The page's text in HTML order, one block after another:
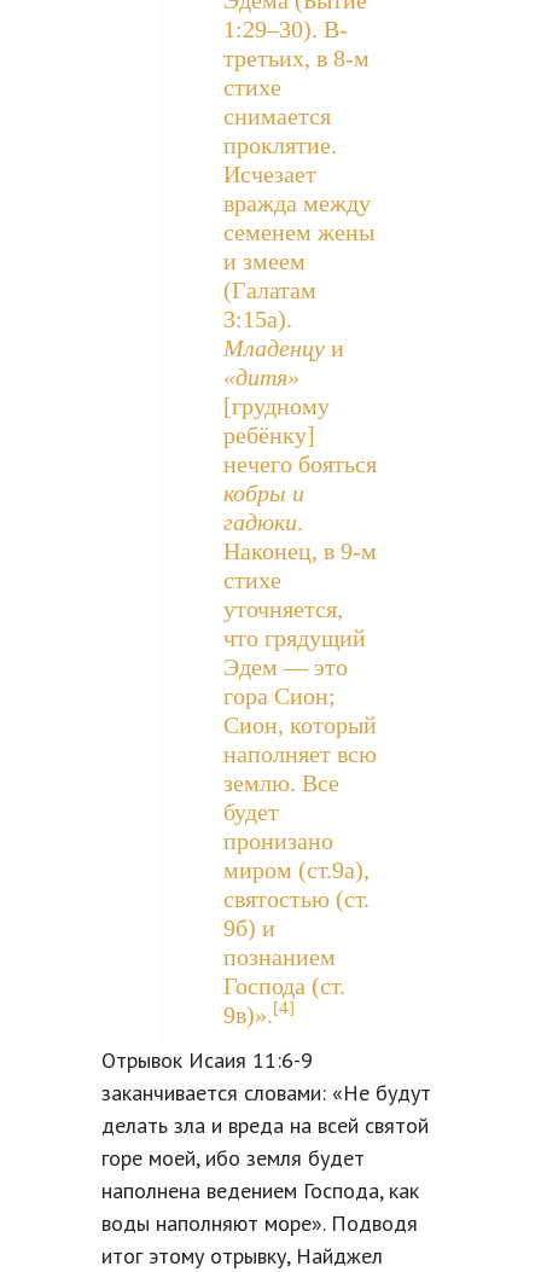
1:29–30). В-
третьих, в 8-м
стихе
снимается
проклятие.
Исчезает
вражда между
семенем жены
и змеем
(Галатам
3:15а).
Младенцу и
«дитя»
[грудному
ребёнку]
нечего бояться
кобры и
гадюки.
Наконец, в 9-м
стихе
уточняется,
что грядущий
Эдем — это
гора Сион;
Сион, который
наполняет всю
землю. Все
будет
пронизано
миром (ст.9а),
святостью (ст.
9б) и
познанием
Господа (ст.
9в)».[4]
Отрывок Исаия 11:6-9
заканчивается словами: «Не будут
делать зла и вреда на всей святой
горе моей, ибо земля будет
наполнена ведением Господа, как
воды наполняют море». Подводя
итог этому отрывку, Найджел